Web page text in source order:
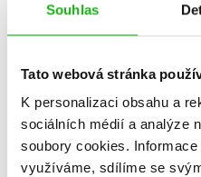
Souhlas
Tato webová stránka
K personalizaci obsahu a
sociálních médií a analýze
soubory cookies.
využíváme, sdílíme se
V současné době nejsou
Vaše hodnocení
Uživatelskou recenzi mohou
Přihlásit